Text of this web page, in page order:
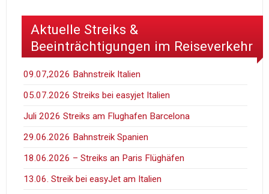
Aktuelle Streiks &
Beeinträchtigungen im Reiseverkehr
09.07,2026 Bahnstreik Italien
05.07.2026 Streiks bei easyjet Italien
Juli 2026 Streiks am Flughafen Barcelona
29.06.2026 Bahnstreik Spanien
18.06.2026 – Streiks an Paris Flüghäfen
13.06. Streik bei easyJet am Italien